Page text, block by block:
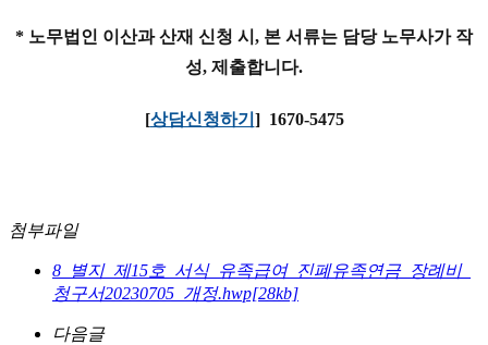
* 노무법인 이산과 산재 신청 시, 본 서류는 담당 노무사가 작
성, 제출합니다.
[상담신청하기 ] 1670-5475
첨부파일
8_별지_제15호_서식_유족급여_진폐유족연금_장례비_
청구서20230705_개정.hwp[28kb]
다음글